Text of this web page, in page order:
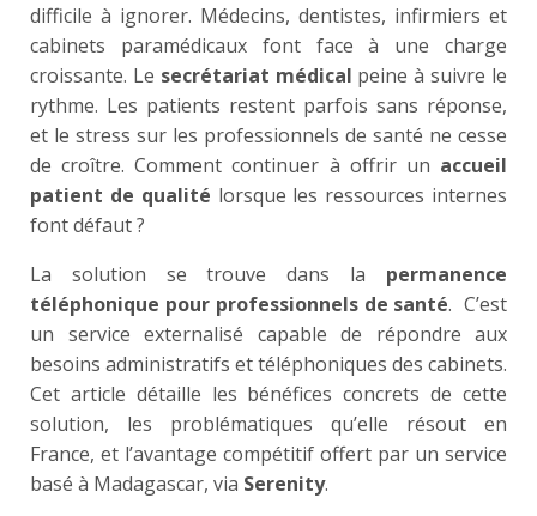
difficile à ignorer. Médecins, dentistes, infirmiers et
cabinets paramédicaux font face à une charge
croissante. Le secrétariat médical peine à suivre le
rythme. Les patients restent parfois sans réponse,
et le stress sur les professionnels de santé ne cesse
de croître. Comment continuer à offrir un accueil
patient de qualité lorsque les ressources internes
font défaut ?
La solution se trouve dans la permanence
téléphonique pour professionnels de santé. C’est
un service externalisé capable de répondre aux
besoins administratifs et téléphoniques des cabinets.
Cet article détaille les bénéfices concrets de cette
solution, les problématiques qu’elle résout en
France, et l’avantage compétitif offert par un service
basé à Madagascar, via Serenity.